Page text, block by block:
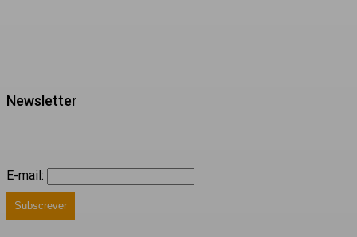
Newsletter
E-mail:
Subscrever